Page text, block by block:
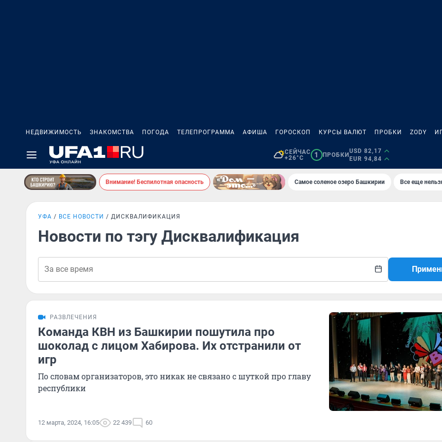
НЕДВИЖИМОСТЬ ЗНАКОМСТВА ПОГОДА ТЕЛЕПРОГРАММА АФИША ГОРОСКОП КУРСЫ ВАЛЮТ ПРОБКИ ZODY
СЕЙЧАС
+26°C
1 ПРОБКИ
USD 82,17
EUR 94,84
Внимание! Беспилотная опасность Самое соленое озеро Башкирии Все еще
УФА ВСЕ НОВОСТИ ДИСКВАЛИФИКАЦИЯ
Новости по тэгу Дисквалификация
РАЗВЛЕЧЕНИЯ
Команда КВН из Башкирии пошутила про
шоколад с лицом Хабирова. Их отстранили от
игр
По словам организаторов, это никак не связано с шуткой про главу
республики
12 марта, 2024, 16:05 22 439 60